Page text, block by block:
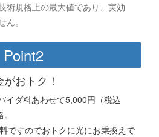
術規格上の最大値であり、実効
ん。
Point2
おトク！
イダ料あわせて5,000円（税込
ですのでおトクに光にお乗換えで